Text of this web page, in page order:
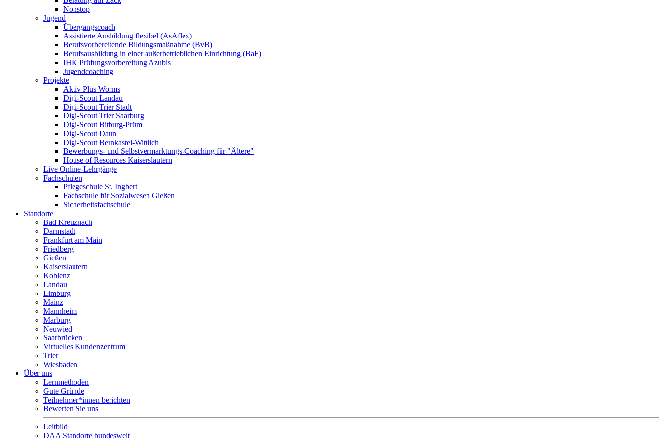
Nonstop
Jugend
Übergangscoach
Assistierte Ausbildung flexibel (AsAflex)
Berufsvorbereitende Bildungsmaßnahme (BvB)
Berufsausbildung in einer außerbetrieblichen Einrichtung (BaE)
IHK Prüfungsvorbereitung Azubis
Jugendcoaching
Projekte
Aktiv Plus Worms
Digi-Scout Landau
Digi-Scout Trier Stadt
Digi-Scout Trier Saarburg
Digi-Scout Bitburg-Prüm
Digi-Scout Daun
Digi-Scout Bernkastel-Wittlich
Bewerbungs- und Selbstvermarktungs-Coaching für "Ältere"
House of Resources Kaiserslautern
Live Online-Lehrgänge
Fachschulen
Pflegeschule St. Ingbert
Fachschule für Sozialwesen Gießen
Sicherheitsfachschule
Standorte
Bad Kreuznach
Darmstadt
Frankfurt am Main
Friedberg
Gießen
Kaiserslautern
Koblenz
Landau
Limburg
Mainz
Mannheim
Marburg
Neuwied
Saarbrücken
Virtuelles Kundenzentrum
Trier
Wiesbaden
Über uns
Lernmethoden
Gute Gründe
Teilnehmer*innen berichten
Bewerten Sie uns
Leitbild
DAA Standorte bundesweit